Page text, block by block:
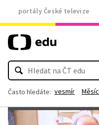
portály České televize
Často hledáte: vesmír Měsíc